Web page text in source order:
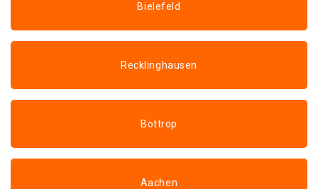
Bielefeld
Recklinghausen
Bottrop
Aachen